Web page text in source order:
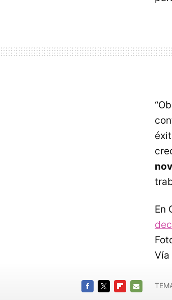
En
Vía |